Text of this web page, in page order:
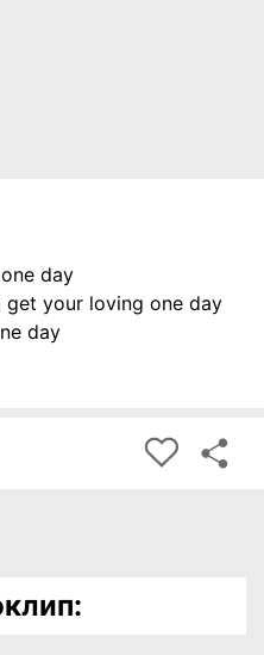
day
your loving one day
day